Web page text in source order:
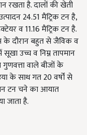
रखता है. दालों की खेती
24.51 मैट्रिक टन है,
व 11.16 मैट्रिक टन है.
दौरान बहुत से जैविक व
उच्च व निम्न तापमान
वाले बीजों के
के साथ गत 20 वर्षों से
टन चने का आयात
जाता है.